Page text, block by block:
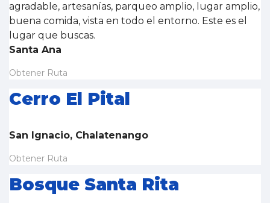
agradable, artesanías, parqueo amplio, lugar amplio,
buena comida, vista en todo el entorno. Este es el
lugar que buscas.
Santa Ana
Obtener Ruta
Cerro El Pital
San Ignacio, Chalatenango
Obtener Ruta
Bosque Santa Rita